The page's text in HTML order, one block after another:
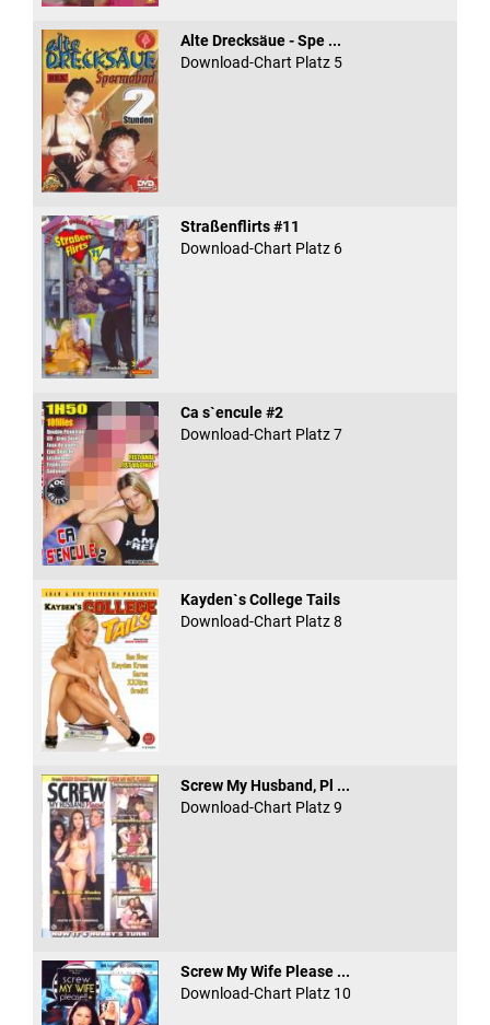
Alte Drecksäue - Spe ...
Download-Chart Platz 5
Straßenflirts #11
Download-Chart Platz 6
Ca s`encule #2
Download-Chart Platz 7
Kayden`s College Tails
Download-Chart Platz 8
Screw My Husband, Pl ...
Download-Chart Platz 9
Screw My Wife Please ...
Download-Chart Platz 10